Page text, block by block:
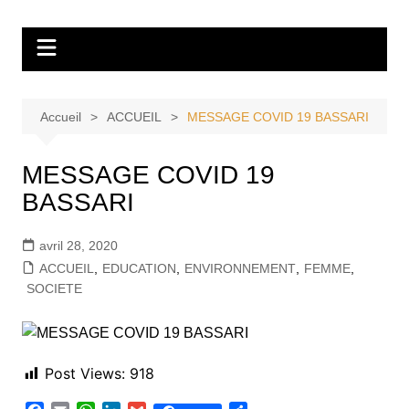
contenu
Tvdescollines
Accueil ACCUEIL MESSAGE COVID 19 BASSARI
MESSAGE COVID 19
BASSARI
avril 28, 2020
ACCUEIL
EDUCATION ENVIRONNEMENT, FEMME,
SOCIETE
Post Views: 918